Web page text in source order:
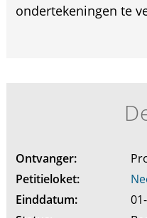
ondertekeningen te
Ontvanger:
Petitieloket:
Einddatum: